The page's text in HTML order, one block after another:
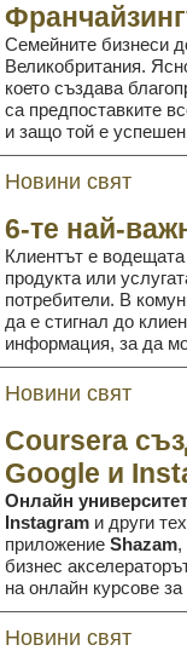
Семейните бизнеси
Великобритания.
което създава
са предпоставките
и защо той е
Новини свят
6-те най-
Клиентът е
продукта или
потребители. В
да е стигнал до
информация, за да
Новини свят
Coursera
Google и
Онлайн
Instagram и други
приложение Shazam,
бизнес
на онлайн курсове
Новини свят